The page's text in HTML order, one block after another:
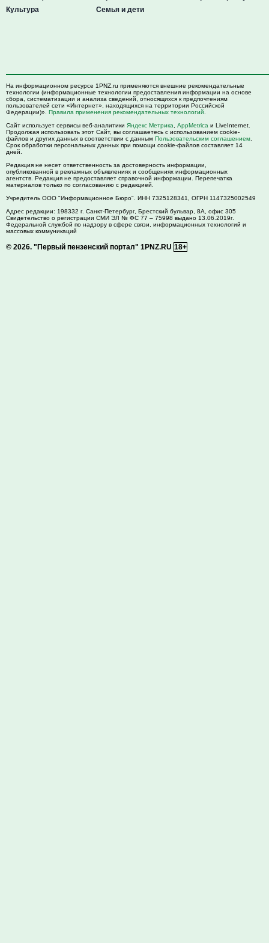
Культура
Семья и дети
На информационном ресурсе 1PNZ.ru применяются внешние рекомендательные
технологии (информационные технологии предоставления информации на основе
сбора, систематизации и анализа сведений, относящихся к предпочтениям
пользователей сети «Интернет», находящихся на территории Российской
Федерации)». Правила применения рекомендательных технологий
Сайт использует сервисы веб-аналитики Яндекс Метрика AppMetrica и LiveInternet.
Продолжая использовать этот Сайт, вы соглашаетесь с использованием cookie-
файлов и других данных в соответствии с данным Пользовательским соглашением
Срок обработки персональных данных при помощи cookie-файлов составляет 14
дней.
Редакция не несет ответственность за достоверность информации,
опубликованной в рекламных объявлениях и сообщениях информационных
агентств. Редакция не предоставляет справочной информации. Перепечатка
материалов только по согласованию с редакцией.
Учредитель ООО "Информационное Бюро". ИНН 7325128341, ОГРН 1147325002549
Адрес редакции: 198332 г. Санкт-Петербург, Брестский бульвар, 8А, офис 305
Свидетельство о регистрации СМИ ЭЛ № ФС 77 – 75998 выдано 13.06.2019г.
Федеральной службой по надзору в сфере связи, информационных технологий и
массовых коммуникаций
© 2026. "Первый пензенский портал" 1PNZ.RU 18+